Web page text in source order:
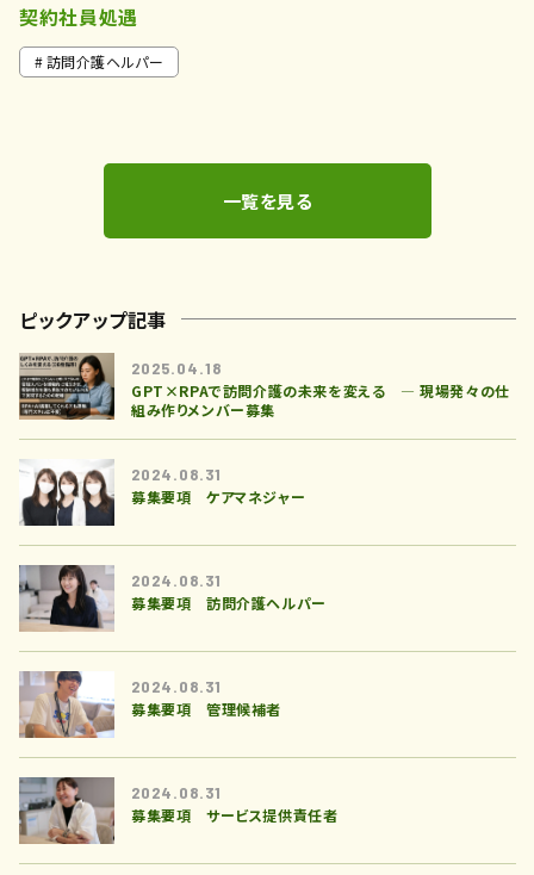
契約社員処遇
訪問介護ヘルパー
一覧を見る
ピックアップ記事
2025.04.18
GPT×RPAで訪問介護の未来を変える ― 現場発々の仕
組み作りメンバー募集
2024.08.31
募集要項 ケアマネジャー
2024.08.31
募集要項 訪問介護ヘルパー
2024.08.31
募集要項 管理候補者
2024.08.31
募集要項 サービス提供責任者